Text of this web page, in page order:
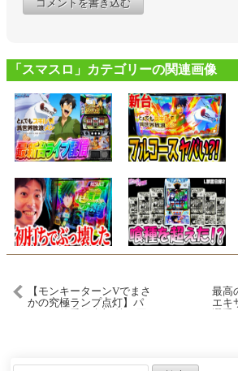
コメントを書き込む
「スマスロ」カテゴリーの関連画像
【モンキーターンVでまさ
かの究極ランプ点灯】パ
最高
エキ